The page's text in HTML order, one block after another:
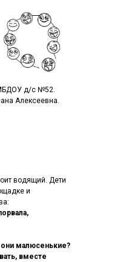
МБДОУ д/с №52.
Алексеевна.
водящий. Дети
и
малюсенькие?
вместе